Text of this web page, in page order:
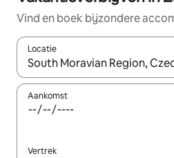
Vind en boek bijzondere
Locatie
Wanneer er resultaten
Aankomst
Vertrek